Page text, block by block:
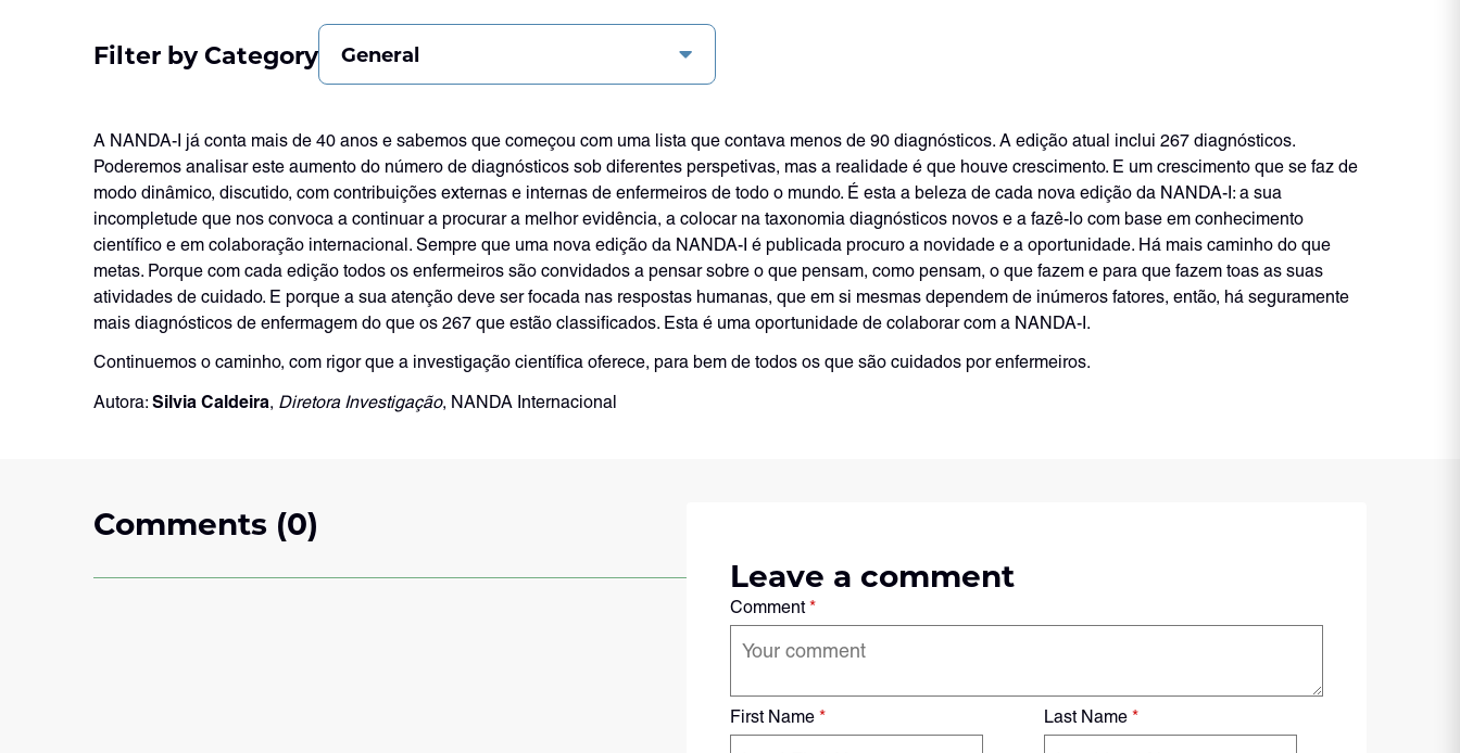
Filter by Category General
A NANDA-I já conta mais de 40 anos e sabemos que começou com uma lista que contava menos de 90 diagnósticos. A edição atual inclui 267 diagnósticos.
Poderemos analisar este aumento do número de diagnósticos sob diferentes perspetivas, mas a realidade é que houve crescimento. E um crescimento que se faz de
modo dinâmico, discutido, com contribuições externas e internas de enfermeiros de todo o mundo. É esta a beleza de cada nova edição da NANDA-I: a sua
incompletude que nos convoca a continuar a procurar a melhor evidência, a colocar na taxonomia diagnósticos novos e a fazê-lo com base em conhecimento
científico e em colaboração internacional. Sempre que uma nova edição da NANDA-I é publicada procuro a novidade e a oportunidade. Há mais caminho do que
metas. Porque com cada edição todos os enfermeiros são convidados a pensar sobre o que pensam, como pensam, o que fazem e para que fazem toas as suas
atividades de cuidado. E porque a sua atenção deve ser focada nas respostas humanas, que em si mesmas dependem de inúmeros fatores, então, há seguramente
mais diagnósticos de enfermagem do que os 267 que estão classificados. Esta é uma oportunidade de colaborar com a NANDA-I.
Continuemos o caminho, com rigor que a investigação científica oferece, para bem de todos os que são cuidados por enfermeiros.
Autora: Silvia Caldeira, Diretora Investigação, NANDA Internacional
Comments (0)
Leave a comment
Comment*
First Name * Last Name *